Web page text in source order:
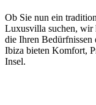
Ob Sie nun ein
Luxusvilla suchen, wir
die Ihren Bedürfnissen
Ibiza bieten Komfort,
Insel.